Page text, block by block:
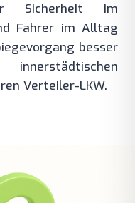
Sicherheit im
Fahrer im Alltag
besser
Verteiler-LKW.